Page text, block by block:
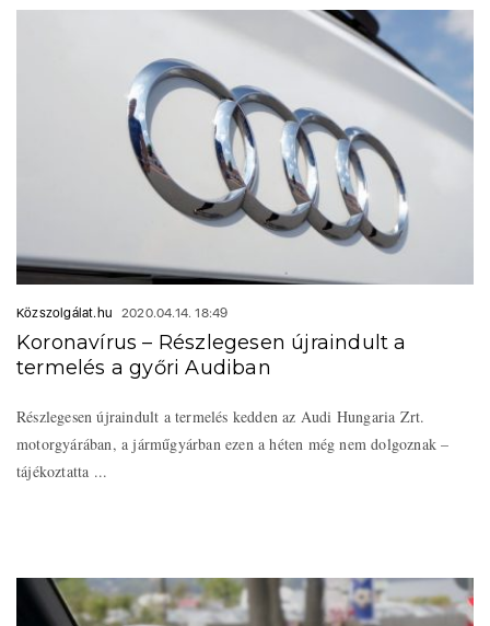
Közszolgálat.hu 2020.04.14. 18:49
Koronavírus – Részlegesen újraindult a
termelés a győri Audiban
Részlegesen újraindult a termelés kedden az Audi Hungaria Zrt.
motorgyárában, a járműgyárban ezen a héten még nem dolgoznak –
tájékoztatta ...